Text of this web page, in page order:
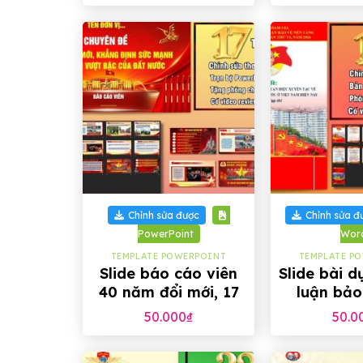
+
Chỉnh sửa được
PowerPoint
TEMPLATE POWERPOINT
Slide báo cáo viên
40 năm đổi mới, 17
trang
50.000₫
Chỉnh sửa
TEMPLATE
Slide bài
luận
tảng tư